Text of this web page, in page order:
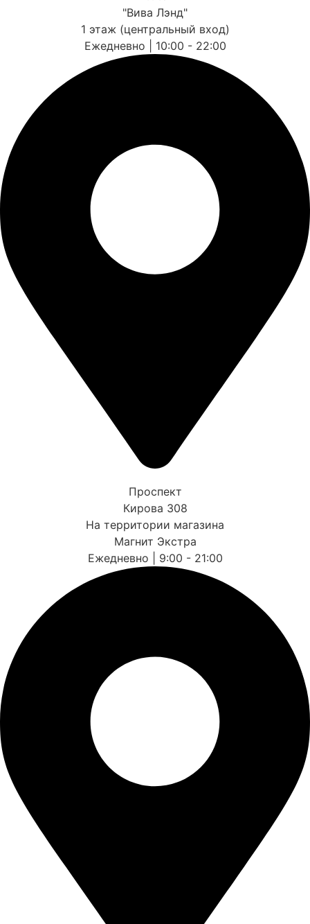
"Вива Лэнд"
1 этаж (центральный вход)
Ежедневно | 10:00 - 22:00
Проспект
Кирова 308
На территории магазина
Магнит Экстра
Ежедневно | 9:00 - 21:00